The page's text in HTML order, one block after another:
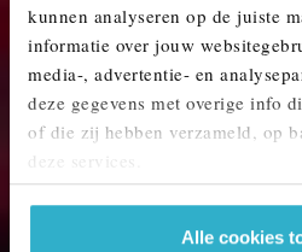
kunnen analyseren op de juiste
informatie over jouw
media-, advertentie- en
deze gegevens met overige info
of die zij hebben verzameld, op
deze services.
Alle cookies
MINI KOPEN?